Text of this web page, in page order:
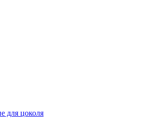
для цоколя